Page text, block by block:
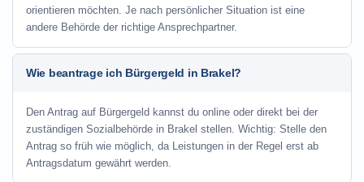
orientieren möchten. Je nach persönlicher Situation ist eine
andere Behörde der richtige Ansprechpartner.
Wie beantrage ich Bürgergeld in Brakel?
Den Antrag auf Bürgergeld kannst du online oder direkt bei der
zuständigen Sozialbehörde in Brakel stellen. Wichtig: Stelle den
Antrag so früh wie möglich, da Leistungen in der Regel erst ab
Antragsdatum gewährt werden.